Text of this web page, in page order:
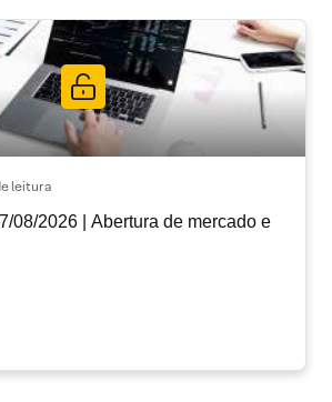
leitura
08/2026 | Abertura de mercado e